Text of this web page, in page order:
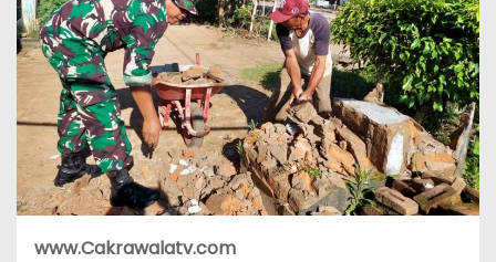
www.Cakrawalatv.com